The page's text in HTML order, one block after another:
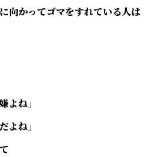
向かってゴマをすれている人は
よね」
よね」